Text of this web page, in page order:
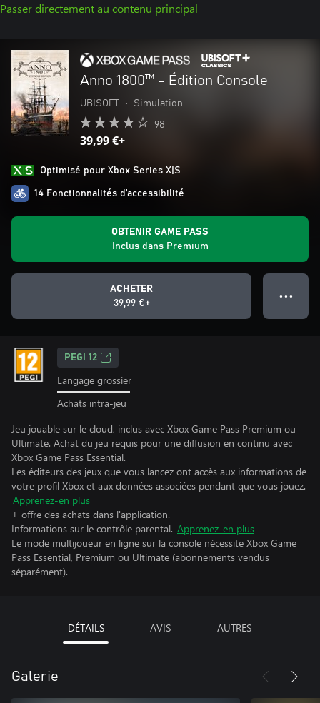
Passer directement au contenu principal
Anno 1800™ - Édition Console
UBISOFT • Simulation
98
39,99 €+
Optimisé pour Xbox Series X|S
14 Fonctionnalités d’accessibilité
OBTENIR GAME PASS
Inclus dans Premium
ACHETER
39,99 €+
● ● ●
PEGI 12
Langage grossier
Achats intra-jeu
Jeu jouable sur le cloud, inclus avec Xbox Game Pass Premium ou
Ultimate. Achat du jeu requis pour une diffusion en continu avec
Xbox Game Pass Essential.
Les éditeurs des jeux que vous lancez ont accès aux informations de
votre profil Xbox et aux données associées pendant que vous jouez.
Apprenez-en plus
+ offre des achats dans l'application.
Informations sur le contrôle parental. Apprenez-en plus
Le mode multijoueur en ligne sur la console nécessite Xbox Game
Pass Essential, Premium ou Ultimate (abonnements vendus
séparément).
DÉTAILS AVIS AUTRES
Galerie